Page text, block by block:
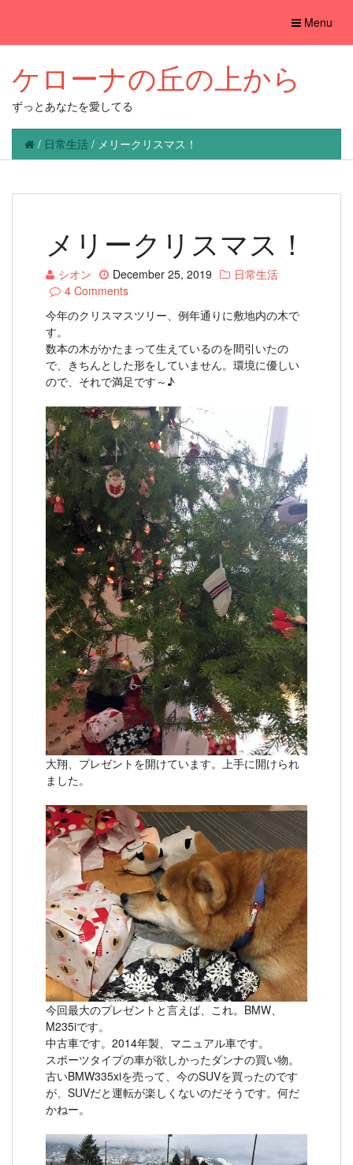
Toggle
Menu
ケローナの丘の上から
ずっとあなたを愛してる
/ 日常生活 / メリークリスマス！
メリークリスマス！
シオン December 25, 2019
日常生活
4 Comments
今年のクリスマスツリー、例年通りに敷地内の木で
す。
数本の木がかたまって生えているのを間引いたの
で、きちんとした形をしていません。環境に優しい
ので、それで満足です～♪
大翔、プレゼントを開けています。上手に開けられ
ました。
今回最大のプレゼントと言えば、これ。BMW、
M235iです。
中古車です。2014年製、マニュアル車です。
スポーツタイプの車が欲しかったダンナの買い物。
古いBMW335xiを売って、今のSUVを買ったのです
が、SUVだと運転が楽しくないのだそうです。何だ
かねー。